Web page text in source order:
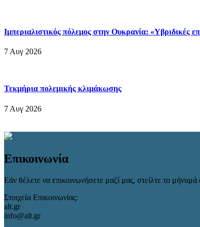
Ιμπεριαλιστικός πόλεμος στην Ουκρανία: «Υβριδικές
7 Αυγ 2026
Τεκμήρια πολεμικής κλιμάκωσης
7 Αυγ 2026
Επικοινωνία
Εάν θέλετε να επικοινωνήσετε μαζί μας, στείλτε το μήνυμά
Στοιχεία Επικοινωνίας:
alt.gr
info@alt.gr